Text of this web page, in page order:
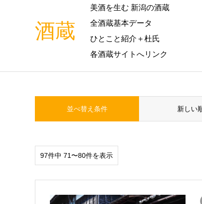
酒蔵
美酒を生む 新潟の酒蔵
全酒蔵基本データ
ひとこと紹介＋杜氏
各酒蔵サイトへリンク
並べ替え条件 新しい
97件中 71〜80件を表示